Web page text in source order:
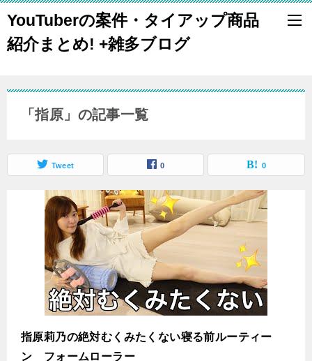
YouTuberの案件・タイアップ商品
紹介まとめ! +雑多ブログ
「指原」の記事一覧
Tweet 0 0
指原莉乃の絶対むくみたくない寝る前ルーティー
ン フォームローラー